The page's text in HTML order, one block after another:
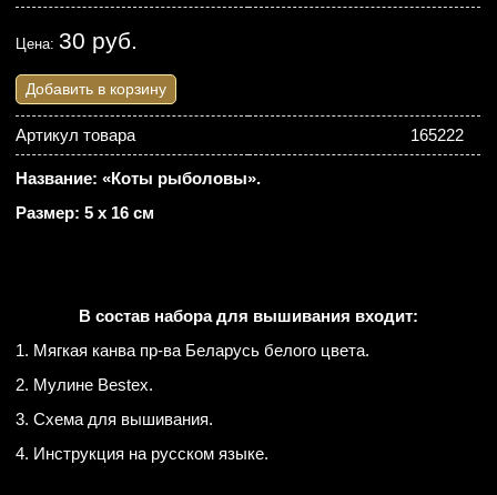
Цена:30 руб.
Добавить в корзину
Артикул товара 165222
Название: «Коты рыболовы».
Размер: 5 х 16 см
В состав набора для вышивания входит:
1. Мягкая канва пр-ва Беларусь белого цвета.
2. Мулине Bestex.
3. Схема для вышивания.
4. Инструкция на русском языке.